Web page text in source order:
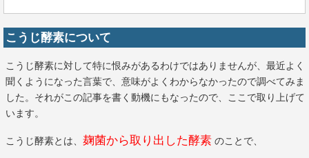
こうじ酵素について
こうじ酵素に対して特に恨みがあるわけではありませんが、最近よく
聞くようになった言葉で、意味がよくわからなかったので調べてみま
した。それがこの記事を書く動機にもなったので、ここで取り上げて
います。
こうじ酵素とは、 麹菌から取り出した酵素 のことで、